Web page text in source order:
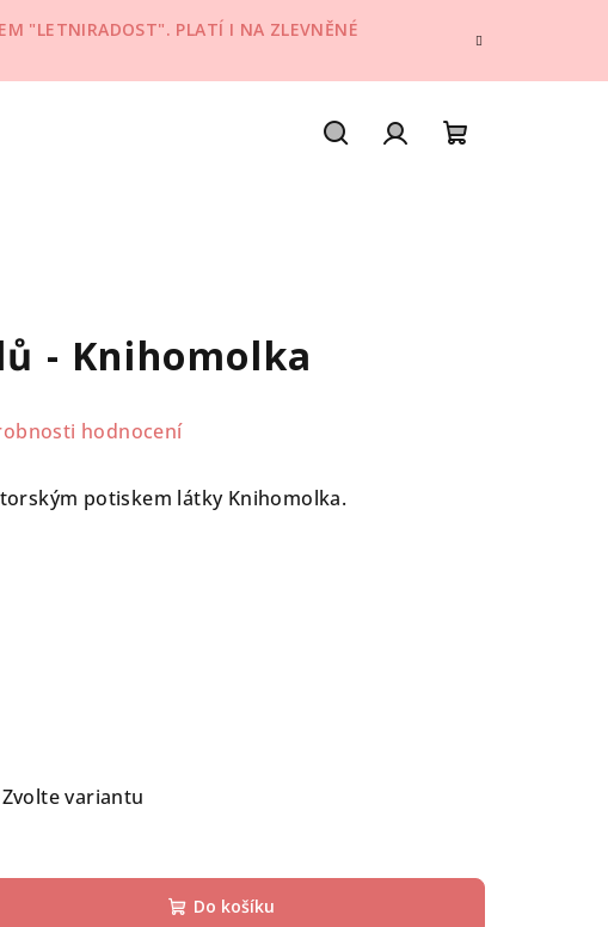
"LETNIRADOST". PLATÍ I NA ZLEVNĚNÉ
- Knihomolka
hodnocení
potiskem látky Knihomolka.
Zvolte variantu
Do košíku